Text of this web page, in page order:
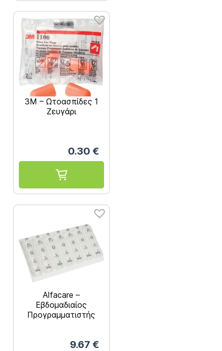
3M – Ωτοασπίδες 1
Ζευγάρι
0.30 €
Alfacare –
Εβδομαδιαίος
Προγραμματιστής
9.67 €